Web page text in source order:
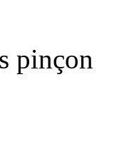
pinçon